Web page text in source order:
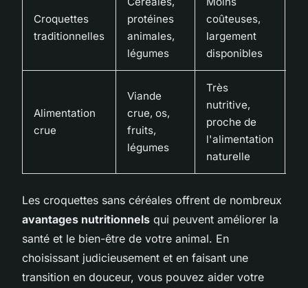
Croquettes
traditionnelles
protéines
animales,
légumes
coûteuses,
largement
disponibles
Alimentation
crue
Viande
crue, os,
fruits,
légumes
Très
nutritive,
proche de
l'alimentation
naturelle
Les croquettes sans céréales offrent de nombreux
avantages nutritionnels qui peuvent améliorer la
santé et le bien-être de votre animal. En
choisissant judicieusement et en faisant une
transition en douceur, vous pouvez aider votre